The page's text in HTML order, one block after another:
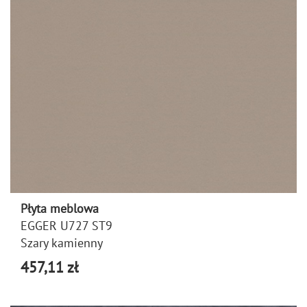
Płyta meblowa
EGGER U727 ST9
Szary kamienny
457,11 zł